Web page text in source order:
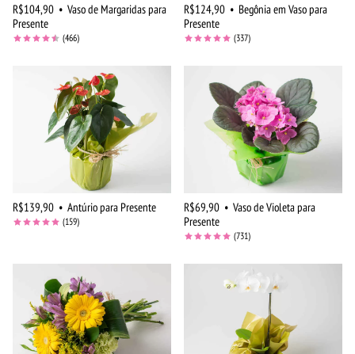
R$104,90 • Vaso de Margaridas para
Presente
(466)
R$124,90 • Begônia em Vaso para
Presente
(337)
R$139,90 • Antúrio para Presente
(159)
R$69,90 • Vaso de Violeta para
Presente
(731)